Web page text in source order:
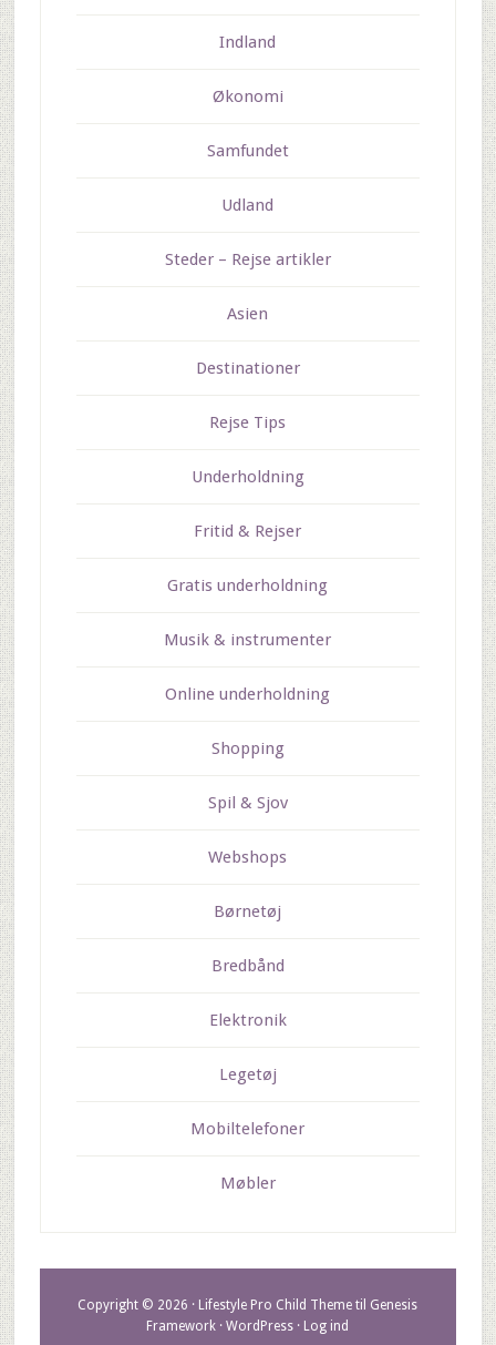
Indland
Økonomi
Samfundet
Udland
Steder – Rejse artikler
Asien
Destinationer
Rejse Tips
Underholdning
Fritid & Rejser
Gratis underholdning
Musik & instrumenter
Online underholdning
Shopping
Spil & Sjov
Webshops
Børnetøj
Bredbånd
Elektronik
Legetøj
Mobiltelefoner
Møbler
Copyright © 2026 · Lifestyle Pro Child Theme til Genesis
Framework ·WordPress · Log ind